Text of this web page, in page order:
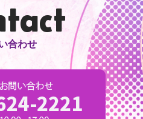
合わせ